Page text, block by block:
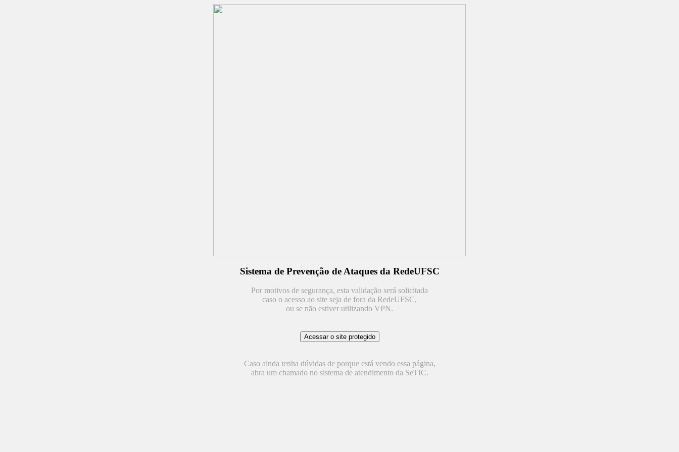
Sistema de Prevenção de Ataques da RedeUFSC
Por motivos de segurança, esta validação será solicitada
caso o acesso ao site seja de fora da RedeUFSC,
ou se não estiver utilizando VPN.
Caso ainda tenha dúvidas de porque está vendo essa página,
abra um chamado no sistema de atendimento da SeTIC.